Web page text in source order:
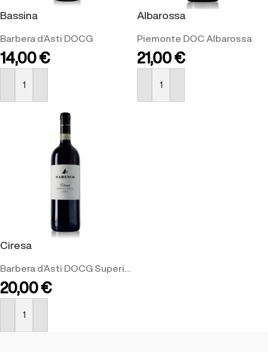
Bassina
Barbera d’Asti DOCG
14,00 €
ACQUISTA
Albarossa
Piemonte DOC Albarossa
21,00 €
ACQUISTA
Ciresa
20,00 €
ACQUISTA